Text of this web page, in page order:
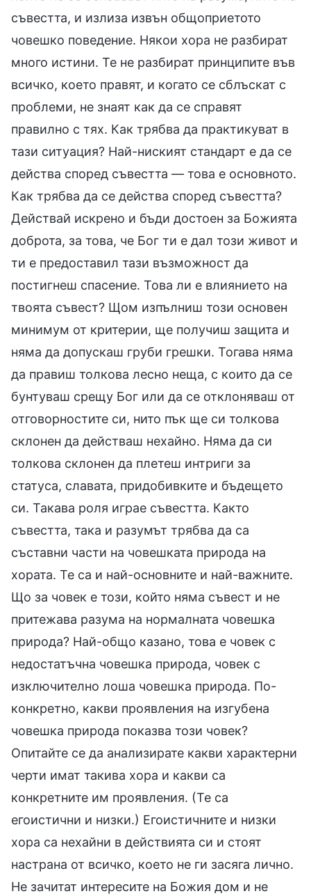
съвестта, и излиза извън общоприетото
човешко поведение. Някои хора не разбират
много истини. Те не разбират принципите във
всичко, което правят, и когато се сблъскат с
проблеми, не знаят как да се справят
правилно с тях. Как трябва да практикуват в
тази ситуация? Най-ниският стандарт е да се
действа според съвестта — това е основното.
Как трябва да се действа според съвестта?
Действай искрено и бъди достоен за Божията
доброта, за това, че Бог ти е дал този живот и
ти е предоставил тази възможност да
постигнеш спасение. Това ли е влиянието на
твоята съвест? Щом изпълниш този основен
минимум от критерии, ще получиш защита и
няма да допускаш груби грешки. Тогава няма
да правиш толкова лесно неща, с които да се
бунтуваш срещу Бог или да се отклоняваш от
отговорностите си, нито пък ще си толкова
склонен да действаш нехайно. Няма да си
толкова склонен да плетеш интриги за
статуса, славата, придобивките и бъдещето
си. Такава роля играе съвестта. Както
съвестта, така и разумът трябва да са
съставни части на човешката природа на
хората. Те са и най-основните и най-важните.
Що за човек е този, който няма съвест и не
притежава разума на нормалната човешка
природа? Най-общо казано, това е човек с
недостатъчна човешка природа, човек с
изключително лоша човешка природа. По-
конкретно, какви проявления на изгубена
човешка природа показва този човек?
Опитайте се да анализирате какви характерни
черти имат такива хора и какви са
конкретните им проявления. (Те са
егоистични и низки.) Егоистичните и низки
хора са нехайни в действията си и стоят
настрана от всичко, което не ги засяга лично.
Не зачитат интересите на Божия дом и не